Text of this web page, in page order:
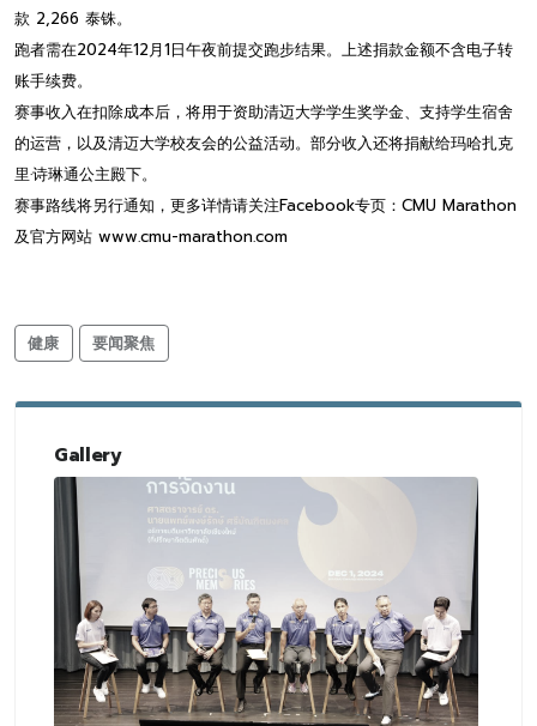
款 2,266 泰铢。
跑者需在2024年12月1日午夜前提交跑步结果。上述捐款金额不含电子转
账手续费。
赛事收入在扣除成本后，将用于资助清迈大学学生奖学金、支持学生宿舍
的运营，以及清迈大学校友会的公益活动。部分收入还将捐献给玛哈扎克
里·诗琳通公主殿下。
赛事路线将另行通知，更多详情请关注Facebook专页：CMU Marathon
及官方网站 www.cmu-marathon.com
健康 要闻聚焦
Gallery